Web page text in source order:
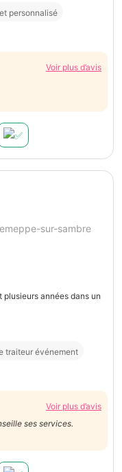
personnalisé
Voir plus d’avis
sur-sambre
années dans un
traiteur événement
Voir plus d’avis
ses services.